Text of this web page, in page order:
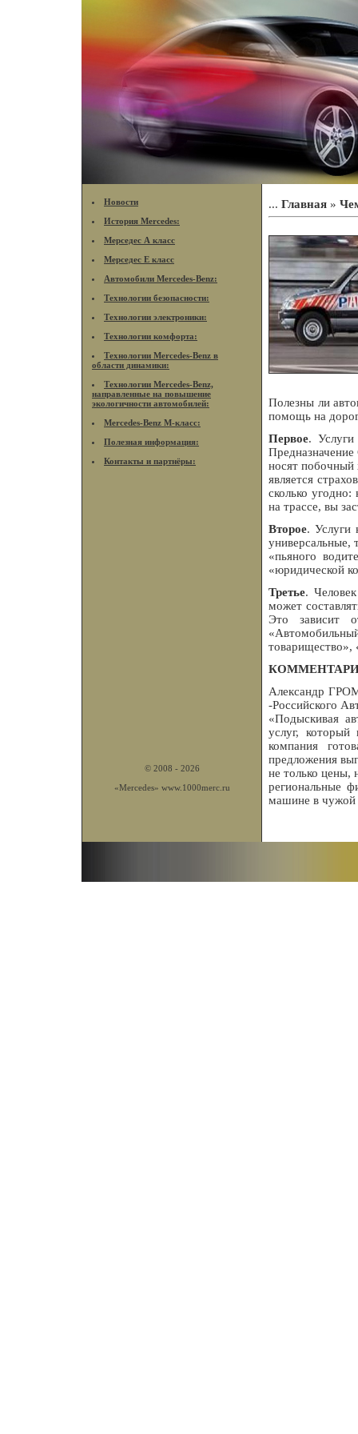
Новости
История Mercedes:
Мерседес А класс
Мерседес Е класс
Автомобили Mercedes-Benz:
Технологии безопасности:
Технологии электроники:
Технологии комфорта:
Технологии Mercedes-Benz в
области динамики:
Технологии Mercedes-Benz,
направленные на повышение
экологичности автомобилей:
Mercedes-Benz M-класс:
Полезная информация:
Контакты и партнёры:
© 2008 - 2026
«Mercedes» www.1000merc.ru
... Главная »
Полезны ли
помощь на
Первое. Услуги
носят побочный
является
сколько угодно:
на трассе, вы
Второе. Услуги
универсальные,
«пьяного
«юридической
Третье.
может
Это зависит
товарищество»,
Александр
-Российского
«Подыскивая
услуг, который
компания
предложения
не только цены,
региональные
машине в чужой